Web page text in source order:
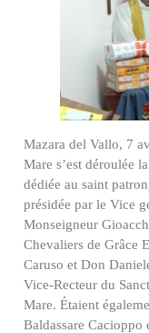
Mazara del Vallo, 7
Mare s’est déroulée
dédiée au saint
présidée par le Vice
Monseigneur
Chevaliers de Grâce
Caruso et Don
Vice-Recteur du
Mare. Étaient
Baldassare